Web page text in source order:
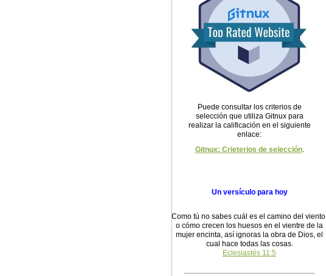
Puede consultar los criterios de
selección que utiliza Gitnux para
realizar la calificación en el siguiente
enlace:
Gitnux: Crieterios de selección.
Un versículo para hoy
Como tú no sabes cuál es el camino del viento,
o cómo crecen los huesos en el vientre de la
mujer encinta, así ignoras la obra de Dios, el
cual hace todas las cosas.
Eclesiastés 11:5